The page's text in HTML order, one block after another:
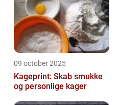
09 october 2025
Kageprint: Skab smukke
og personlige kager